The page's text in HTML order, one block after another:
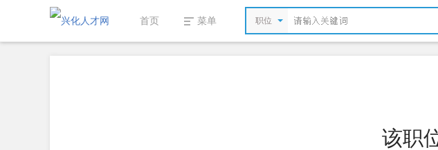
首页 菜单 职位
该职